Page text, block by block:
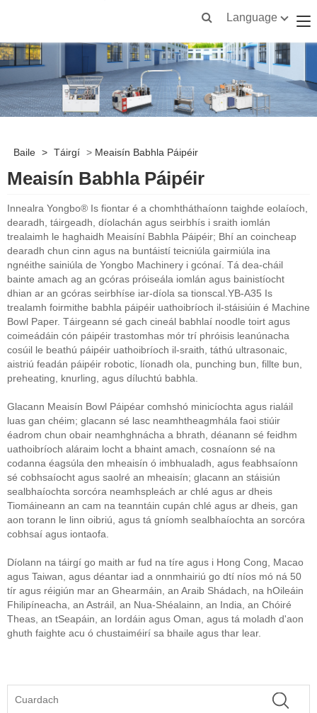
Language
Baile > Táirgí > Meaisín Babhla Páipéir
Meaisín Babhla Páipéir
Innealra Yongbo® Is fiontar é a chomhtháthaíonn taighde eolaíoch,
dearadh, táirgeadh, díolachán agus seirbhís i sraith iomlán
trealaimh le haghaidh Meaisíní Babhla Páipéir; Bhí an coincheap
dearadh chun cinn agus na buntáistí teicniúla gairmiúla ina
ngnéithe sainiúla de Yongbo Machinery i gcónaí. Tá dea-cháil
bainte amach ag an gcóras próiseála iomlán agus bainistíocht
dhian ar an gcóras seirbhíse iar-díola sa tionscal.YB-A35 Is
trealamh foirmithe babhla páipéir uathoibríoch il-stáisiúin é Machine
Bowl Paper. Táirgeann sé gach cineál babhlaí noodle toirt agus
coimeádáin cón páipéir trastomhas mór trí phróisis leanúnacha
cosúil le beathú páipéir uathoibríoch il-sraith, táthú ultrasonaic,
aistriú feadán páipéir robotic, líonadh ola, punching bun, fillte bun,
preheating, knurling, agus díluchtú babhla.
Glacann Meaisín Bowl Páipéar comhshó minicíochta agus rialáil
luas gan chéim; glacann sé lasc neamhtheagmhála faoi stiúir
éadrom chun obair neamhghnácha a bhrath, déanann sé feidhm
uathoibríoch aláraim locht a bhaint amach, cosnaíonn sé na
codanna éagsúla den mheaisín ó imbhualadh, agus feabhsaíonn
sé cobhsaíocht agus saolré an mheaisín; glacann an stáisiún
sealbhaíochta sorcóra neamhspleách ar chlé agus ar dheis
Tiomáineann an cam na teanntáin cupán chlé agus ar dheis, gan
aon torann le linn oibriú, agus tá gníomh sealbhaíochta an sorcóra
cobhsaí agus iontaofa.
Díolann na táirgí go maith ar fud na tíre agus i Hong Cong, Macao
agus Taiwan, agus déantar iad a onnmhairiú go dtí níos mó ná 50
tír agus réigiún mar an Ghearmáin, an Araib Shádach, na hOileáin
Fhilipíneacha, an Astráil, an Nua-Shéalainn, an India, an Chóiré
Theas, an tSeapáin, an Iordáin agus Oman, agus tá moladh d'aon
ghuth faighte acu ó chustaiméirí sa bhaile agus thar lear.